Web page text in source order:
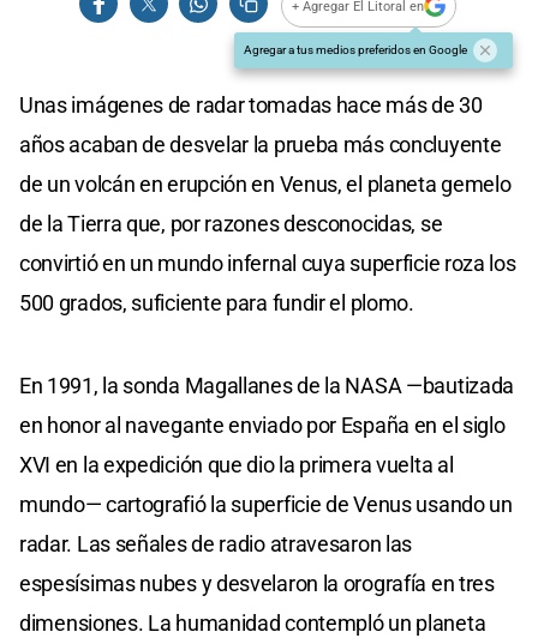
+ Agregar El Litoral en
Agregar a tus medios preferidos en Google
Unas imágenes de radar tomadas hace más de 30
años acaban de desvelar la prueba más concluyente
de un volcán en erupción en Venus, el planeta gemelo
de la Tierra que, por razones desconocidas, se
convirtió en un mundo infernal cuya superficie roza los
500 grados, suficiente para fundir el plomo.
En 1991, la sonda Magallanes de la NASA —bautizada
en honor al navegante enviado por España en el siglo
XVI en la expedición que dio la primera vuelta al
mundo— cartografió la superficie de Venus usando un
radar. Las señales de radio atravesaron las
espesísimas nubes y desvelaron la orografía en tres
dimensiones. La humanidad contempló un planeta